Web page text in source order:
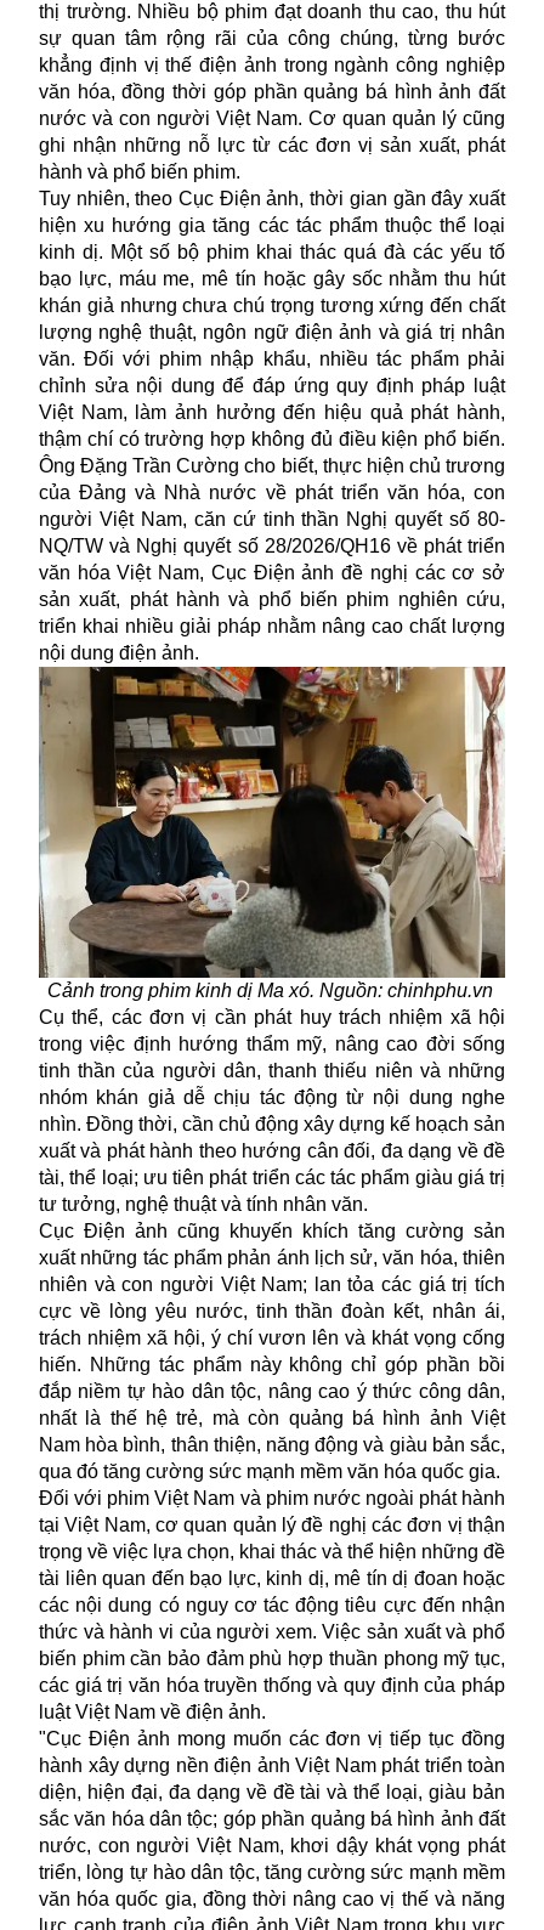
thị trường. Nhiều bộ phim đạt doanh thu cao, thu hút
sự quan tâm rộng rãi của công chúng, từng bước
khẳng định vị thế điện ảnh trong ngành công nghiệp
văn hóa, đồng thời góp phần quảng bá hình ảnh đất
nước và con người Việt Nam. Cơ quan quản lý cũng
ghi nhận những nỗ lực từ các đơn vị sản xuất, phát
hành và phổ biến phim.
Tuy nhiên, theo Cục Điện ảnh, thời gian gần đây xuất
hiện xu hướng gia tăng các tác phẩm thuộc thể loại
kinh dị. Một số bộ phim khai thác quá đà các yếu tố
bạo lực, máu me, mê tín hoặc gây sốc nhằm thu hút
khán giả nhưng chưa chú trọng tương xứng đến chất
lượng nghệ thuật, ngôn ngữ điện ảnh và giá trị nhân
văn. Đối với phim nhập khẩu, nhiều tác phẩm phải
chỉnh sửa nội dung để đáp ứng quy định pháp luật
Việt Nam, làm ảnh hưởng đến hiệu quả phát hành,
thậm chí có trường hợp không đủ điều kiện phổ biến.
Ông Đặng Trần Cường cho biết, thực hiện chủ trương
của Đảng và Nhà nước về phát triển văn hóa, con
người Việt Nam, căn cứ tinh thần Nghị quyết số 80-
NQ/TW và Nghị quyết số 28/2026/QH16 về phát triển
văn hóa Việt Nam, Cục Điện ảnh đề nghị các cơ sở
sản xuất, phát hành và phổ biến phim nghiên cứu,
triển khai nhiều giải pháp nhằm nâng cao chất lượng
nội dung điện ảnh.
Cảnh trong phim kinh dị Ma xó. Nguồn: chinhphu.vn
Cụ thể, các đơn vị cần phát huy trách nhiệm xã hội
trong việc định hướng thẩm mỹ, nâng cao đời sống
tinh thần của người dân, thanh thiếu niên và những
nhóm khán giả dễ chịu tác động từ nội dung nghe
nhìn. Đồng thời, cần chủ động xây dựng kế hoạch sản
xuất và phát hành theo hướng cân đối, đa dạng về đề
tài, thể loại; ưu tiên phát triển các tác phẩm giàu giá trị
tư tưởng, nghệ thuật và tính nhân văn.
Cục Điện ảnh cũng khuyến khích tăng cường sản
xuất những tác phẩm phản ánh lịch sử, văn hóa, thiên
nhiên và con người Việt Nam; lan tỏa các giá trị tích
cực về lòng yêu nước, tinh thần đoàn kết, nhân ái,
trách nhiệm xã hội, ý chí vươn lên và khát vọng cống
hiến. Những tác phẩm này không chỉ góp phần bồi
đắp niềm tự hào dân tộc, nâng cao ý thức công dân,
nhất là thế hệ trẻ, mà còn quảng bá hình ảnh Việt
Nam hòa bình, thân thiện, năng động và giàu bản sắc,
qua đó tăng cường sức mạnh mềm văn hóa quốc gia.
Đối với phim Việt Nam và phim nước ngoài phát hành
tại Việt Nam, cơ quan quản lý đề nghị các đơn vị thận
trọng về việc lựa chọn, khai thác và thể hiện những đề
tài liên quan đến bạo lực, kinh dị, mê tín dị đoan hoặc
các nội dung có nguy cơ tác động tiêu cực đến nhận
thức và hành vi của người xem. Việc sản xuất và phổ
biến phim cần bảo đảm phù hợp thuần phong mỹ tục,
các giá trị văn hóa truyền thống và quy định của pháp
luật Việt Nam về điện ảnh.
"Cục Điện ảnh mong muốn các đơn vị tiếp tục đồng
hành xây dựng nền điện ảnh Việt Nam phát triển toàn
diện, hiện đại, đa dạng về đề tài và thể loại, giàu bản
sắc văn hóa dân tộc; góp phần quảng bá hình ảnh đất
nước, con người Việt Nam, khơi dậy khát vọng phát
triển, lòng tự hào dân tộc, tăng cường sức mạnh mềm
văn hóa quốc gia, đồng thời nâng cao vị thế và năng